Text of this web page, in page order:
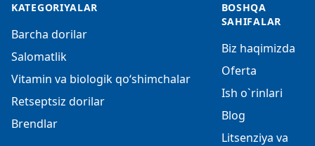
KATEGORIYALAR
Barcha dorilar
Salomatlik
Vitamin va biologik qo‘shimchalar
Retseptsiz dorilar
Brendlar
BOSHQA
SAHIFALAR
Biz haqimizda
Oferta
Ish o`rinlari
Blog
Litsenziya va